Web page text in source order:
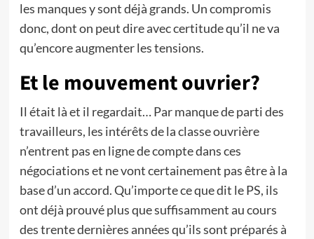
les manques y sont déjà grands. Un compromis
donc, dont on peut dire avec certitude qu’il ne va
qu’encore augmenter les tensions.
Et le mouvement ouvrier?
Il était là et il regardait… Par manque de parti des
travailleurs, les intérêts de la classe ouvrière
n’entrent pas en ligne de compte dans ces
négociations et ne vont certainement pas être à la
base d’un accord. Qu’importe ce que dit le PS, ils
ont déjà prouvé plus que suffisamment au cours
des trente dernières années qu’ils sont préparés à